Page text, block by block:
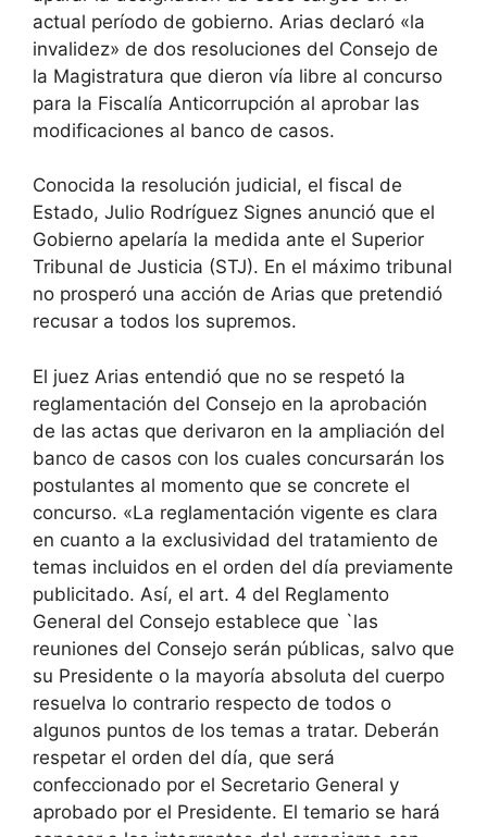
actual período de gobierno. Arias declaró «la
invalidez» de dos resoluciones del Consejo de
la Magistratura que dieron vía libre al concurso
para la Fiscalía Anticorrupción al aprobar las
modificaciones al banco de casos.
Conocida la resolución judicial, el fiscal de
Estado, Julio Rodríguez Signes anunció que el
Gobierno apelaría la medida ante el Superior
Tribunal de Justicia (STJ). En el máximo tribunal
no prosperó una acción de Arias que pretendió
recusar a todos los supremos.
El juez Arias entendió que no se respetó la
reglamentación del Consejo en la aprobación
de las actas que derivaron en la ampliación del
banco de casos con los cuales concursarán los
postulantes al momento que se concrete el
concurso. «La reglamentación vigente es clara
en cuanto a la exclusividad del tratamiento de
temas incluidos en el orden del día previamente
publicitado. Así, el art. 4 del Reglamento
General del Consejo establece que `las
reuniones del Consejo serán públicas, salvo que
su Presidente o la mayoría absoluta del cuerpo
resuelva lo contrario respecto de todos o
algunos puntos de los temas a tratar. Deberán
respetar el orden del día, que será
confeccionado por el Secretario General y
aprobado por el Presidente. El temario se hará